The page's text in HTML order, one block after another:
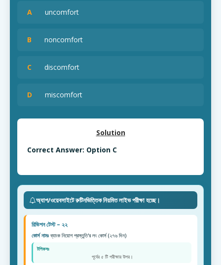
A uncomfort
B noncomfort
C discomfort
D miscomfort
Solution
Correct Answer: Option C
অ্যাপ/ওয়েবসাইটে রুটিনভিত্তিক নিয়মিত লাইভ পরীক্ষা হচ্ছে।
রিভিশন টেস্ট – ২২
কোর্স নামঃব্যাংক নিয়োগ প্রস্তুতি'র লং কোর্স (২৭৬ দিন)
টপিকসঃ
পূর্বের ৫ টি পরীক্ষার উপর।